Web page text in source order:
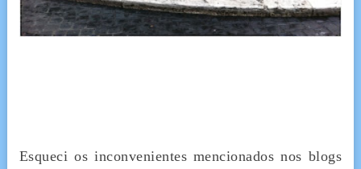
Esqueci os inconvenientes mencionados nos blogs